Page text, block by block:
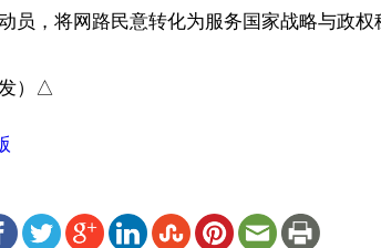
员，将网路民意转化为服务国家战略与政权
发）△